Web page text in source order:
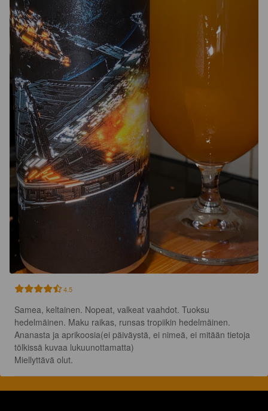
4.5
Samea, keltainen. Nopeat, valkeat vaahdot. Tuoksu
hedelmäinen. Maku raikas, runsas tropiikin hedelmäinen.
Ananasta ja aprikoosia(ei päiväystä, ei nimeä, ei mitään tietoja
tölkissä kuvaa lukuunottamatta)
Miellyttävä olut.